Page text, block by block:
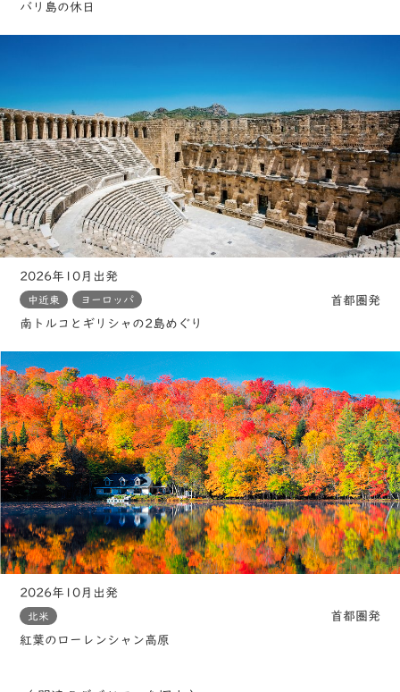
バリ島の休日
2026年10月出発
中近東 ヨーロッパ
首都圏発
南トルコとギリシャの2島めぐり
2026年10月出発
北米
首都圏発
紅葉のローレンシャン高原